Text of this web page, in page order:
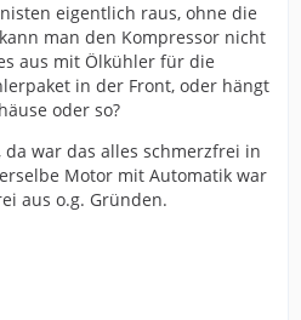
eigentlich raus, ohne die
man den Kompressor nicht
aus mit Ölkühler für die
in der Front, oder hängt
oder so?
war das alles schmerzfrei in
Motor mit Automatik war
aus o.g. Gründen.